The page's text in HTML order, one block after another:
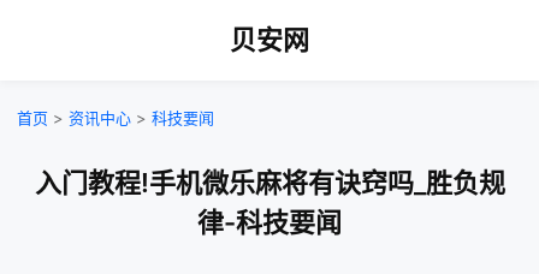
贝安网
首页 > 资讯中心 > 科技要闻
入门教程!手机微乐麻将有诀窍吗_胜负规
律-科技要闻